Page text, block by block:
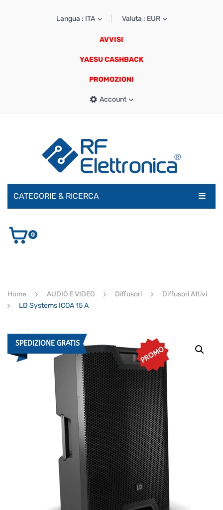
Langua : ITA Valuta : EUR
AVVISI
YAESU CASHBACK
PROMOZIONI
Account
CATEGORIE & RICERCA
AUDIO E VIDEO
ULTIMI ARRIVI
0
Home AUDIO E VIDEO Diffusori
Diffusori Attivi
LD Systems ICOA 15 A
SPEDIZIONE GRATIS
PROMO